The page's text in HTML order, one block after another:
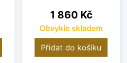
Cena
1 860 Kč
Obvykle skladem
Přidat do košíku